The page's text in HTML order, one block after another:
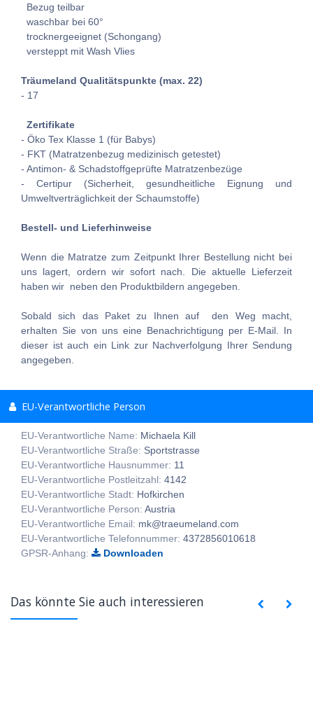
Bezug teilbar
waschbar bei 60°
trocknergeeignet (Schongang)
versteppt mit Wash Vlies
Träumeland Qualitätspunkte (max. 22)
- 17
Zertifikate
- Öko Tex Klasse 1 (für Babys)
- FKT (Matratzenbezug medizinisch getestet)
- Antimon- & Schadstoffgeprüfte Matratzenbezüge
- Certipur (Sicherheit, gesundheitliche Eignung und
Umweltverträglichkeit der Schaumstoffe)
Bestell- und Lieferhinweise
Wenn die Matratze zum Zeitpunkt Ihrer Bestellung nicht bei
uns lagert, ordern wir sofort nach. Die aktuelle Lieferzeit
haben wir neben den Produktbildern angegeben.
Sobald sich das Paket zu Ihnen auf den Weg macht,
erhalten Sie von uns eine Benachrichtigung per E-Mail. In
dieser ist auch ein Link zur Nachverfolgung Ihrer Sendung
angegeben.
EU-Verantwortliche Person
EU-Verantwortliche Name: Michaela Kill
EU-Verantwortliche Straße: Sportstrasse
EU-Verantwortliche Hausnummer: 11
EU-Verantwortliche Postleitzahl: 4142
EU-Verantwortliche Stadt: Hofkirchen
EU-Verantwortliche Person: Austria
EU-Verantwortliche Email: mk@traeumeland.com
EU-Verantwortliche Telefonnummer: 4372856010618
GPSR-Anhang:
Downloaden
Das könnte Sie auch interessieren